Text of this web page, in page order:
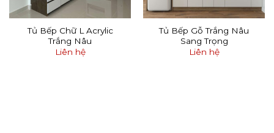
Tủ Bếp Chữ L Acrylic
Trắng Nâu
Liên hệ
Tủ Bếp Gỗ Trắng Nâu
Sang Trọng
Liên hệ